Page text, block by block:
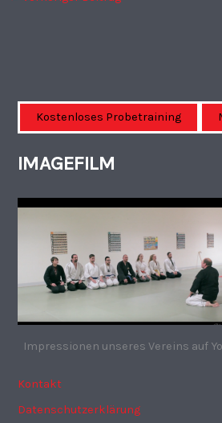
Kostenloses Probetraining
IMAGEFILM
Impressionen unseres Vereins auf
Kontakt
Datenschutzerklärung